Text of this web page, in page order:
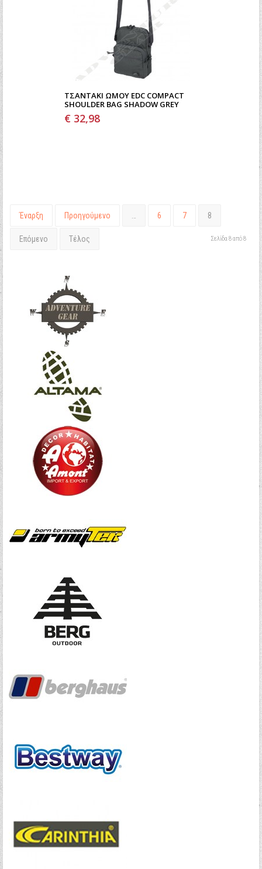
ΤΣΑΝΤΆΚΙ ΩΜΟΥ EDC COMPACT
SHOULDER BAG SHADOW GREY
€ 32,98
Έναρξη Προηγούμενο 6 7 8
Επόμενο Τέλος Σελίδα 8 από 8